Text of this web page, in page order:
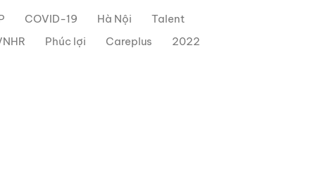
COVID-19 Hà Nội
Talent
Phúc lợi Careplus
2022